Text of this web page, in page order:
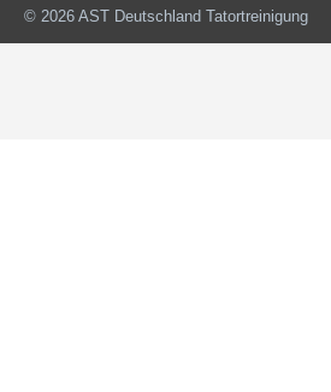
© 2026 AST Deutschland Tatortreinigung